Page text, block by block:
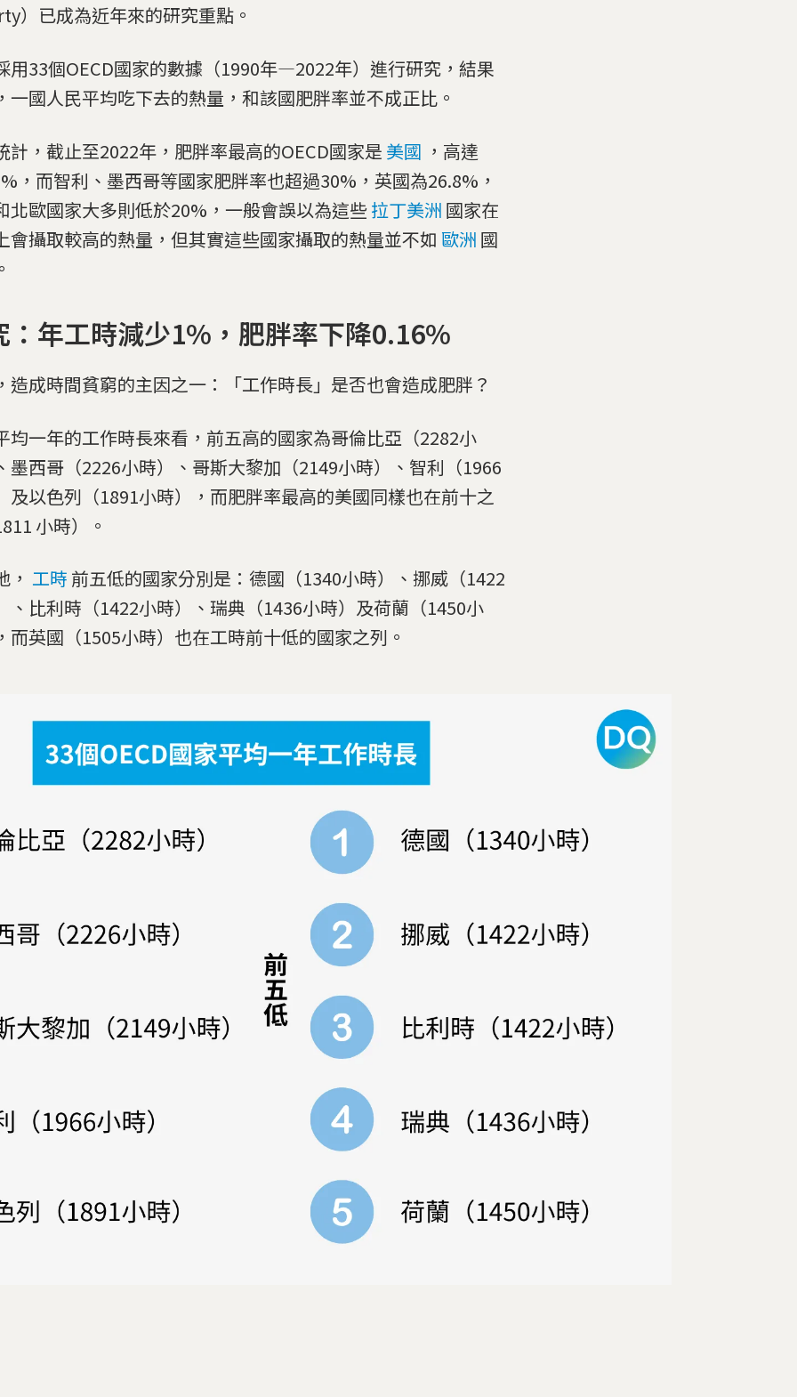
）已成為近年來的研究重點。
用33個OECD國家的數據（1990年—2022年）進行研究，結果
一國人民平均吃下去的熱量，和該國肥胖率並不成正比。
計，截止至2022年，肥胖率最高的OECD國家是 美國 ，高達
，而智利、墨西哥等國家肥胖率也超過30%，英國為26.8%，
北歐國家大多則低於20%，一般會誤以為這些拉丁美洲 國家在
會攝取較高的熱量，但其實這些國家攝取的熱量並不如 歐洲 國
：年工時減少1%，肥胖率下降0.16%
造成時間貧窮的主因之一：「工作時長」是否也會造成肥胖？
均一年的工作時長來看，前五高的國家為哥倫比亞（2282小
墨西哥（2226小時）、哥斯大黎加（2149小時）、智利（1966
及以色列（1891小時），而肥胖率最高的美國同樣也在前十之
小時）。
， 工時 前五低的國家分別是：德國（1340小時）、挪威（1422
、比利時（1422小時）、瑞典（1436小時）及荷蘭（1450小
而英國（1505小時）也在工時前十低的國家之列。